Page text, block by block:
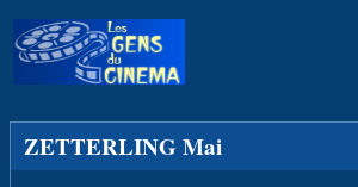
ZETTERLING Mai